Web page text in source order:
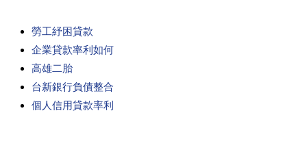
勞工紓困貸款
企業貸款率利如何
高雄二胎
台新銀行負債整合
個人信用貸款率利